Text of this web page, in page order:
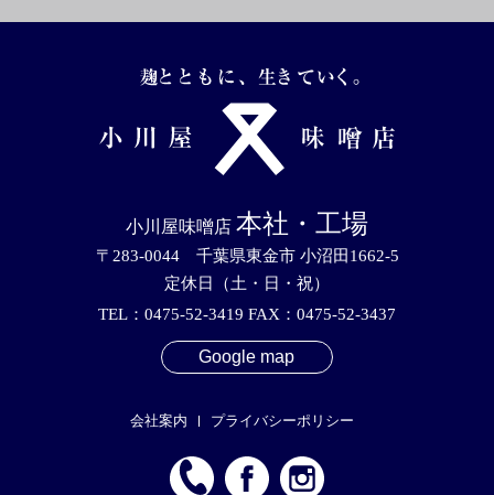
小川屋味噌店 本社・工場
〒283-0044 千葉県東金市 小沼田1662-5
定休日（土・日・祝）
TEL：0475-52-3419 FAX：0475-52-3437
Google map
会社案内 プライバシーポリシー